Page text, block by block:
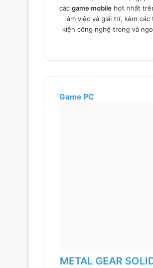
các game mobile hot nhất
làm việc và giải trí, kèm các
kiện công nghệ trong và
Game PC
METAL GEAR